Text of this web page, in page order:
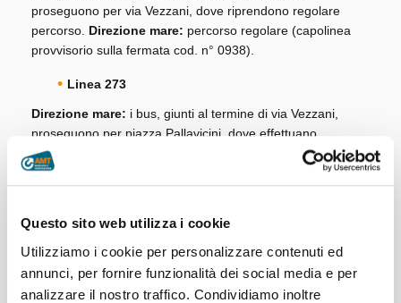
Questo sito web utilizza i cookie
Utilizziamo i cookie per personalizzare contenuti ed
annunci, per fornire funzionalità dei social media e per
analizzare il nostro traffico. Condividiamo inoltre
proseguono per via Vezzani, dove riprendono regolare
percorso. Direzione mare: percorso regolare (capolinea
provvisorio sulla fermata cod. n° 0938).
Linea 273
Direzione mare: i bus, giunti al termine di via Vezzani,
proseguono per piazza Pallavicini, dove effettuano
capolinea provvisorio nell’area appositamente predisposta
in coda alla fermata di transito (cod. n° 0140 Pallavicini /
via Celesia, dove riprendono percorso regolare.
07/04/2026